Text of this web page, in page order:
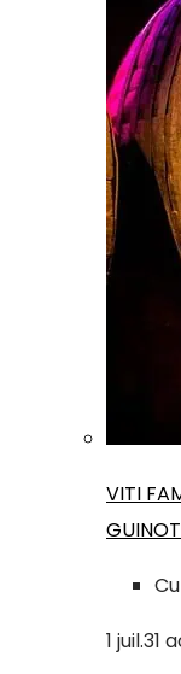
VITI
GUINOT
1 juil.31